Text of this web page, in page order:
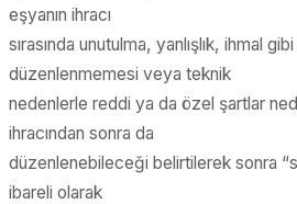
eşyanın ihracı
sırasında unutulma, yanlışlık, ihmal
düzenlenmemesi veya teknik
nedenlerle reddi ya da özel şartlar
ihracından sonra da
düzenlenebileceği belirtilerek sonra
ibareli olarak